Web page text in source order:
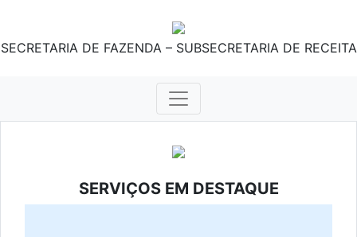
SECRETARIA DE FAZENDA – SUBSECRETARIA DE RECEITA
SERVIÇOS EM DESTAQUE